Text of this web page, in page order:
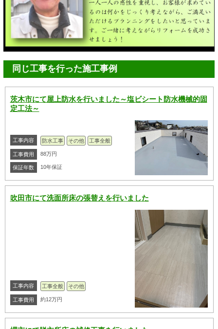
同じ工事を行った施工事例
茨木市にて屋上防水を行いました～塩ビシート防水機械的固
定工法～
工事内容 防水工事 その他 工事全般
工事費用 88万円
保証年数 10年保証
吹田市にて洗面所床の張替えを行いました
工事内容 工事全般 その他
工事費用 約12万円